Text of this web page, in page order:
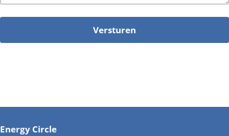
Energy Circle